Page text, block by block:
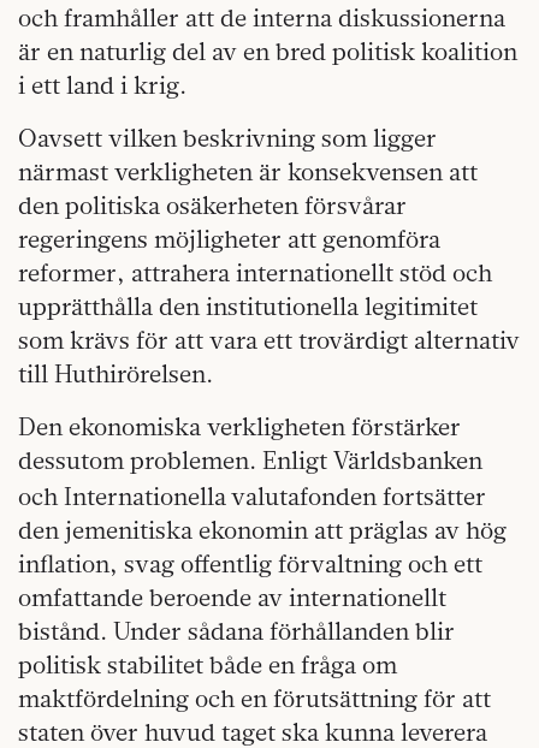
och framhåller att de interna diskussionerna
är en naturlig del av en bred politisk koalition
i ett land i krig.
Oavsett vilken beskrivning som ligger
närmast verkligheten är konsekvensen att
den politiska osäkerheten försvårar
regeringens möjligheter att genomföra
reformer, attrahera internationellt stöd och
upprätthålla den institutionella legitimitet
som krävs för att vara ett trovärdigt alternativ
till Huthirörelsen.
Den ekonomiska verkligheten förstärker
dessutom problemen. Enligt Världsbanken
och Internationella valutafonden fortsätter
den jemenitiska ekonomin att präglas av hög
inflation, svag offentlig förvaltning och ett
omfattande beroende av internationellt
bistånd. Under sådana förhållanden blir
politisk stabilitet både en fråga om
maktfördelning och en förutsättning för att
staten över huvud taget ska kunna leverera